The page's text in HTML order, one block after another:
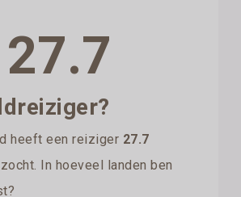
27.7
heeft een reiziger 27.7
In hoeveel landen ben